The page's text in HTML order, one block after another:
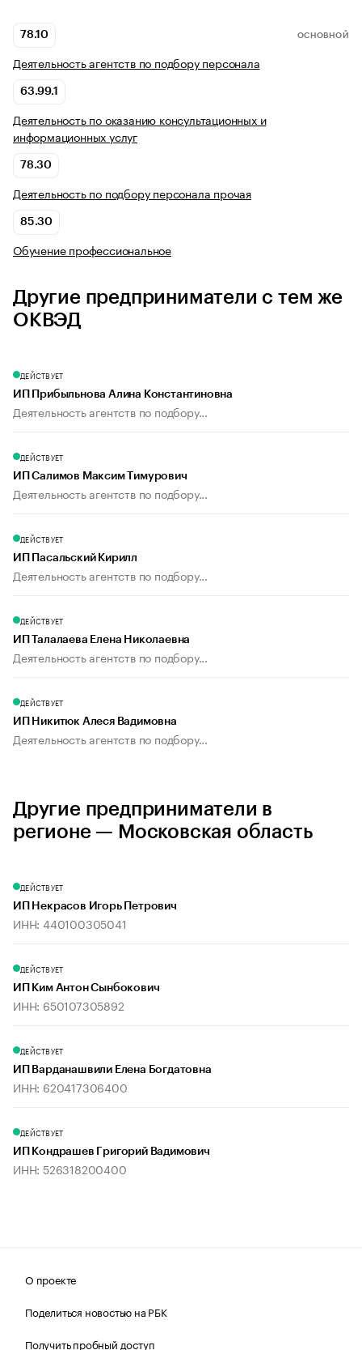
78.10 ОСНОВНОЙ
Деятельность агентств по подбору персонала
63.99.1
Деятельность по оказанию консультационных и
информационных услуг
78.30
Деятельность по подбору персонала прочая
85.30
Обучение профессиональное
Другие предприниматели с тем же
ОКВЭД
ДЕЙСТВУЕТ
ИП Прибыльнова Алина Константиновна
Деятельность агентств по подбору...
ДЕЙСТВУЕТ
ИП Салимов Максим Тимурович
Деятельность агентств по подбору...
ДЕЙСТВУЕТ
ИП Пасальский Кирилл
Деятельность агентств по подбору...
ДЕЙСТВУЕТ
ИП Талалаева Елена Николаевна
Деятельность агентств по подбору...
ДЕЙСТВУЕТ
ИП Никитюк Алеся Вадимовна
Деятельность агентств по подбору...
Другие предприниматели в
регионе — Московская область
ДЕЙСТВУЕТ
ИП Некрасов Игорь Петрович
ИНН: 440100305041
ДЕЙСТВУЕТ
ИП Ким Антон Сынбокович
ИНН: 650107305892
ДЕЙСТВУЕТ
ИП Варданашвили Елена Богдатовна
ИНН: 620417306400
ДЕЙСТВУЕТ
ИП Кондрашев Григорий Вадимович
ИНН: 526318200400
О проекте
Поделиться новостью на РБК
Получить пробный доступ